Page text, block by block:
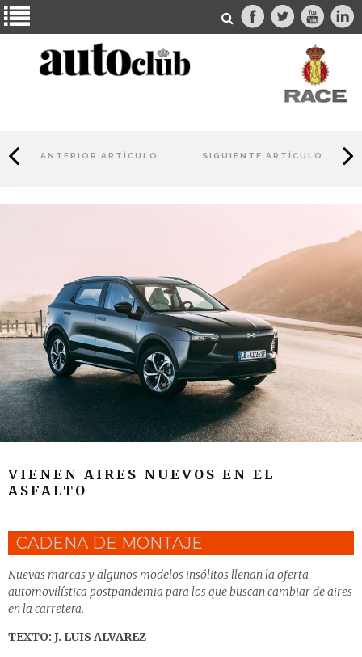
ANTERIOR ARTÍCULO SIGUIENTE ARTÍCULO
VIENEN AIRES NUEVOS EN EL
ASFALTO
CADENA DE MONTAJE
Nuevas marcas y algunos modelos insólitos llenan la oferta
automovilística postpandemia para los que buscan cambiar de aires
en la carretera.
TEXTO: J. LUIS ALVAREZ